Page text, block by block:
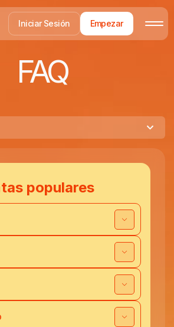
Iniciar Sesión Empezar
FAQ
populares